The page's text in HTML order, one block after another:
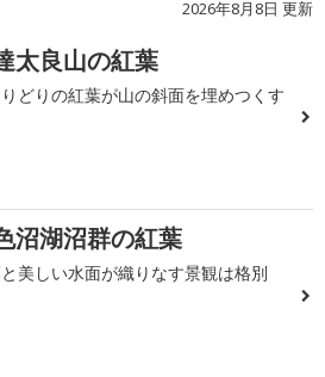
2026年8月8日 更新
太良山の紅葉
どりの紅葉が山の斜面を埋めつくす
沼湖沼群の紅葉
美しい水面が織りなす景観は格別